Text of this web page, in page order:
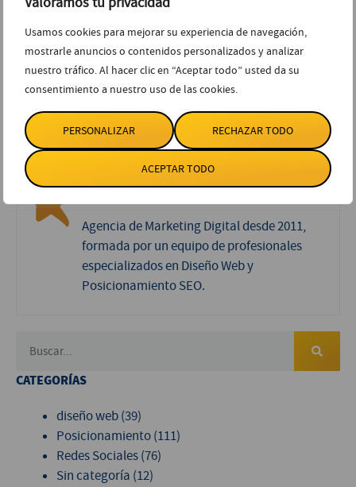
Usamos cookies para mejorar su experiencia de navegación,
mostrarle anuncios o contenidos personalizados y analizar
nuestro tráfico. Al hacer clic en “Aceptar todo” usted da su
consentimiento a nuestro uso de las cookies.
PERSONALIZAR RECHAZAR TODO
ACEPTAR TODO
compra y convencerle de que somos la mejor opción para
resolver su problema. De esta manera,nuestra web llegará
a ser nuestro mejor vendedor.
COMPARTIR ENTRADA
Facebook Twitter LinkedIn
STARENLARED
Agencia de Marketing Digital desde 2011,
formada por un equipo de profesionales
especializados en Diseño Web y
Posicionamiento SEO.
CATEGORÍAS
diseño web(39)
Posicionamiento(111)
Redes Sociales(76)
Sin categoría (12)